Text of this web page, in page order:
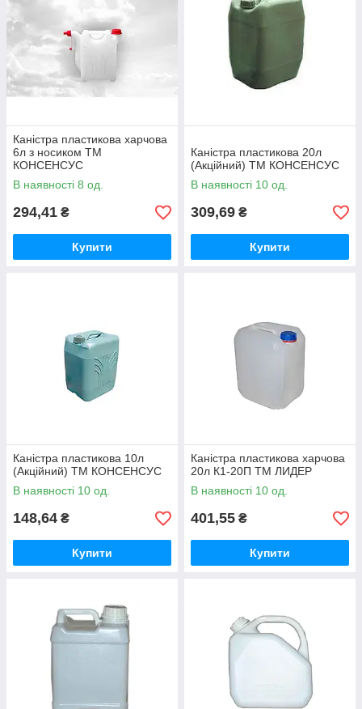
Каністра пластикова харчова
6л з носиком ТМ
КОНСЕНСУС
В наявності 8 од.
294,41 ₴
Купити
Каністра пластикова 20л
(Акційний) ТМ КОНСЕНСУС
В наявності 10 од.
309,69 ₴
Купити
Каністра пластикова 10л
(Акційний) ТМ КОНСЕНСУС
В наявності 10 од.
148,64 ₴
Купити
Каністра пластикова харчова
20л К1-20П ТМ ЛИДЕР
В наявності 10 од.
401,55 ₴
Купити